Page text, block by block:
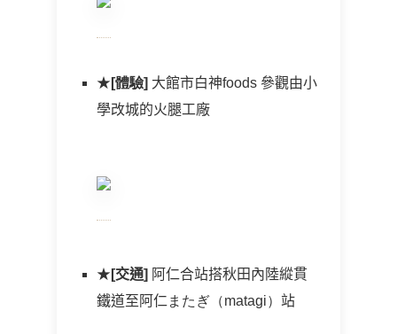
★ [體驗] 大館市白神foods 參觀由小
學改城的火腿工廠
★ [交通] 阿仁合站搭秋田內陸縱貫
鐵道至阿仁 またぎ（matagi） 站